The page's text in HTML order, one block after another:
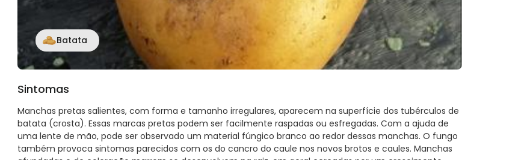
Batata
Sintomas
Manchas pretas salientes, com forma e tamanho irregulares, aparecem na superfície dos tubérculos de
batata (crosta). Essas marcas pretas podem ser facilmente raspadas ou esfregadas. Com a ajuda de
uma lente de mão, pode ser observado um material fúngico branco ao redor dessas manchas. O fungo
também provoca sintomas parecidos com os do cancro do caule nos novos brotos e caules. Manchas